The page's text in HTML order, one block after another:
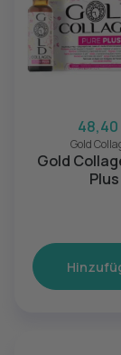
48,40
Gold
Gold
Plus